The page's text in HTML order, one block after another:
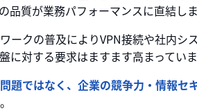
質が業務パフォーマンスに直結しま
ークの普及によりVPN接続や社内シ
対する要求はますます高まっていま
題ではなく、企業の競争力・情報セ
。